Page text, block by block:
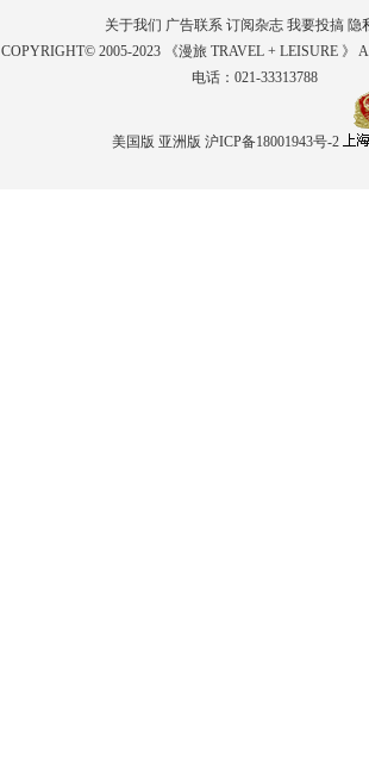
关于我们 广告联系 订阅杂志 我要投搞 隐
COPYRIGHT© 2005-2023 《漫旅 TRAVEL + LEISURE 》
电话：021-33313788
美国版 亚洲版 沪ICP备18001943号-2